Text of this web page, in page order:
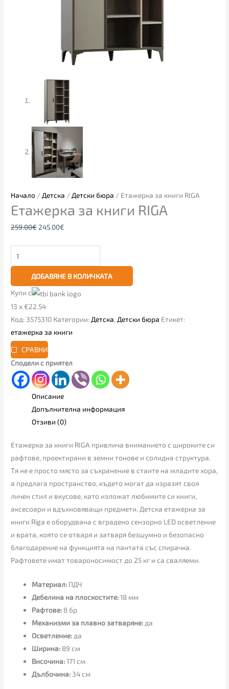
Начало / Детска / Детски бюра / Етажерка за книги RIGA
Етажерка за книги RIGA
259.00€ 245.00€
ДОБАВЯНЕ В КОЛИЧКАТА
Купи с
13 x €22.54
Код: 3575310 Категории: Детска, Детски бюра Етикет:
етажерка за книги
СРАВНИ
Сподели с приятел
Описание
Допълнителна информация
Отзиви (0)
Етажерка за книги RIGA привлича вниманието с широките си
рафтове, проектирани в земни тонове и солидна структура.
Тя не е просто място за съхранение в стаите на младите хора,
а предлага пространство, където могат да изразят своя
личен стил и вкусове, като изложат любимите си книги,
аксесоари и вдъхновяващи предмети. Детска етажерка за
книги Riga е оборудвана с вградено сензорно LED осветление
и врата, която се отваря и затваря безшумно и безопасно
благодарение на функцията на пантата със спирачка.
Рафтовете имат товароносимост до 25 кг и са сваляеми.
Материал: ПДЧ
Дебелина на плоскостите:18 мм
Рафтове: 8 бр
Механизми за плавно затваряне: да
Осветление: да
Ширина: 89 см
Височина:171 см
Дълбочина: 34 см